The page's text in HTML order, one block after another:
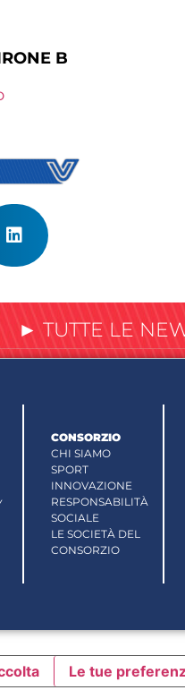
B
► TUTTE LE
CONSORZIO
CHI SIAMO
SPORT
INNOVAZIONE
RESPONSABILITÀ
SOCIALE
LE SOCIETÀ DEL
CONSORZIO
Le tue